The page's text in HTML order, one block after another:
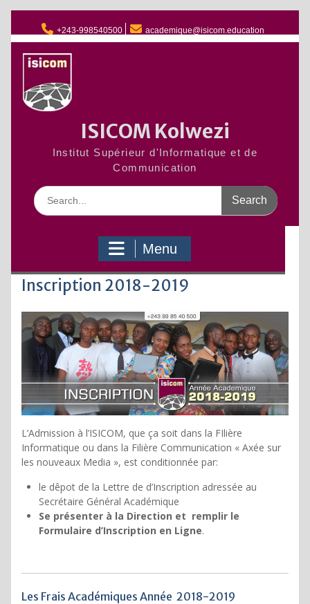
to
content
+243-998540500 academique@isicom.education
ISICOM Kolwezi
Institut Supérieur d'Informatique et de
Communication
Search
for:
Menu
Inscription 2018-2019
L’Admission à l’ISICOM, que ça soit dans la FIlière
Informatique ou dans la Filière Communication « Axée sur
les nouveaux Media », est conditionnée par:
le dêpot de la Lettre de d’Inscription adressée au
Secrétaire Général Académique
Se présenter à la Direction et remplir le
Formulaire d’Inscription en Ligne.
Les Frais Académiques Année 2018-2019